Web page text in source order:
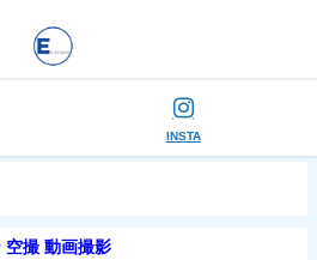
INSTA
空撮 動画撮影